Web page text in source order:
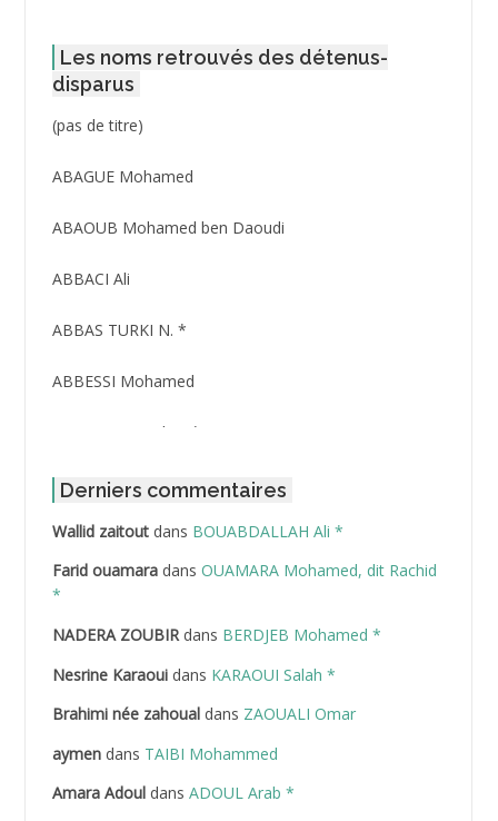
Les noms retrouvés des détenus-
disparus
(pas de titre)Post
3416
ABAGUE Mohamed
ABAOUB Mohamed ben Daoudi
ABBACI Ali
ABBAS TURKI N. *
ABBESSI Mohamed
ABBOUR Azzedine *
ABDAT Amar
ABDEDDAIM Hamid
ABDELAZIZ Mohamed
ABDELHAFID Lakhdar
ABDELLI Mohamed
Derniers commentaires
Wallid zaitoutdans BOUABDALLAH Ali *
Farid ouamaradans OUAMARA Mohamed, dit Rachid
*
NADERA ZOUBIRdans BERDJEB Mohamed *
Nesrine Karaouidans KARAOUI Salah *
Brahimi née zahoualdans ZAOUALI Omar
aymendans TAIBI Mohammed
Amara Adouldans ADOUL Arab *